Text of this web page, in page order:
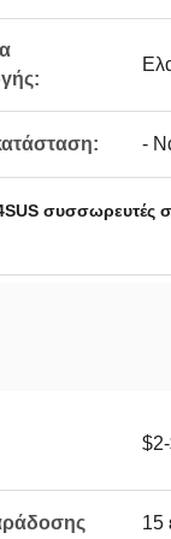
-
συσσωρευτές
15